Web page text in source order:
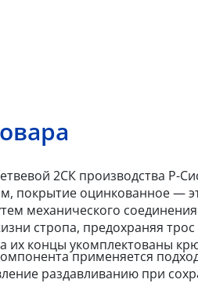
2СК производства Р-
покрытие оцинкованное —
механического
стропа, предохраняя
их концы укомплектованы
применяется
раздавливанию при